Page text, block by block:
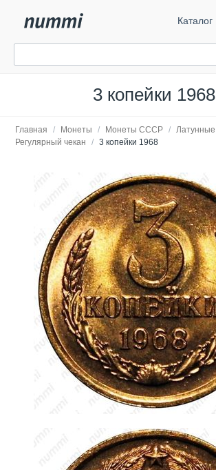
Каталог
3 копейки 1968
Главная / Монеты / Монеты СССР / Латунные
Регулярный чекан
/ 3 копейки 1968